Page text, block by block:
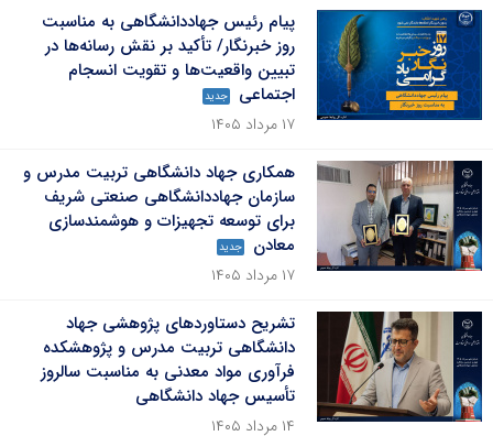
پیام رئیس جهاددانشگاهی به مناسبت
روز خبرنگار/ تأکید بر نقش رسانه‌ها در
تبیین واقعیت‌ها و تقویت انسجام
اجتماعی
جدید
۱۷ مرداد ۱۴۰۵
همکاری جهاد دانشگاهی تربیت مدرس و
سازمان جهاددانشگاهی صنعتی شریف
برای توسعه تجهیزات و هوشمندسازی
معادن
جدید
۱۷ مرداد ۱۴۰۵
تشریح دستاوردهای پژوهشی جهاد
دانشگاهی تربیت مدرس و پژوهشکده
فرآوری مواد معدنی به مناسبت سالروز
تأسیس جهاد دانشگاهی
۱۴ مرداد ۱۴۰۵